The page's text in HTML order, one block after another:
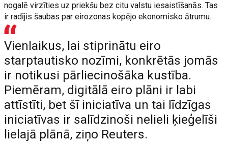
nogalē virzīties uz priekšu bez citu valstu iesaistīšanās. Tas
ir radījis šaubas par eirozonas kopējo ekonomisko ātrumu.
Vienlaikus, lai stiprinātu eiro
starptautisko nozīmi, konkrētās jomās
ir notikusi pārliecinošāka kustība.
Piemēram, digitālā eiro plāni ir labi
attīstīti, bet šī iniciatīva un tai līdzīgas
iniciatīvas ir salīdzinoši nelieli ķieģelīši
lielajā plānā, ziņo Reuters.